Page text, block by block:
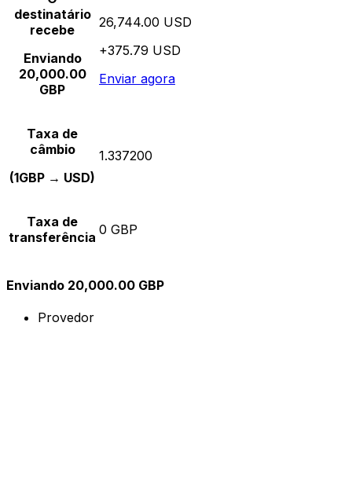
destinatário
recebe
Enviando
20,000.00
GBP
26,744.00 USD
+375.79 USD
Enviar agora
Taxa de
câmbio
(1GBP → USD)
1.337200
Taxa de
transferência 0 GBP
Enviando 20,000.00 GBP
Provedor